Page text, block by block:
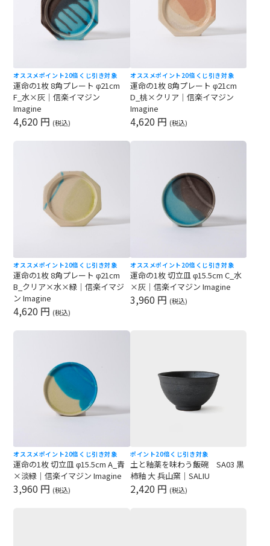
オススメポイント20倍 くじ引き対象
運命の1枚 8角プレート φ21cm
F_水×灰｜信楽イマジン
Imagine
4,620 円 (税込)
オススメポイント20倍 くじ引き対象
運命の1枚 8角プレート φ21cm
D_桃×クリア｜信楽イマジン
Imagine
4,620 円 (税込)
オススメポイント20倍 くじ引き対象
運命の1枚 8角プレート φ21cm
B_クリア×水×緑｜信楽イマジ
ン Imagine
4,620 円 (税込)
オススメポイント20倍 くじ引き対象
運命の1枚 切立皿 φ15.5cm C_水
×灰｜信楽イマジン Imagine
3,960 円 (税込)
オススメポイント20倍 くじ引き対象
運命の1枚 切立皿 φ15.5cm A_青
×淡緑｜信楽イマジン Imagine
3,960 円 (税込)
ポイント20倍 くじ引き対象
土と釉薬を味わう飯碗 SA03 黒
柿釉 大 兵山窯｜SALIU
2,420 円 (税込)